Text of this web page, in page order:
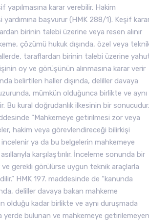
yapılmasına karar verebilir. Hakim
başvurur (HMK 288/1). Keşif
birinin talebi üzerine veya resen alınır
çözümü hukuk dışında, özel veya
taraflardan birinin talebi üzerine
oy ve görüşünün alınmasına karar verir
belirtilen haller dışında, deliller davaya
mümkün olduğunca birlikte ve aynı
Bu kural doğrudanlık ilkesinin bir sonucudur.
“Mahkemeye getirilmesi zor veya
hakim veya görevlendireceği bilirkişi
ya da bu belgelerin mahkemeye
karşılaştırılır. İnceleme sonunda bir
gerekli görülürse uygun teknik araçlarla
HMK 197. maddesinde de “kanunda
deliller davaya bakan mahkeme
olduğu kadar birlikte ve aynı duruşmada
yerde bulunan ve mahkemeye getirilemeyen